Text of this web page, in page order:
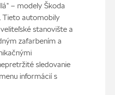
– modely Škoda
Tieto automobily
stanovište a
zafarbením a
sledovanie
informácií s